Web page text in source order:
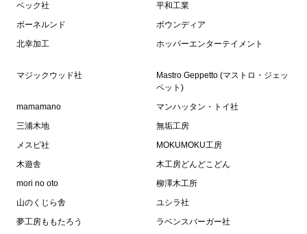
ベック社
平和工業
ボーネルンド
ボウンディア
北幸加工
ホッパーエンターテイメント
マジックウッド社
Mastro Geppetto (マストロ・ジェッ
ペット)
mamamano
マンハッタン・トイ社
三浦木地
無垢工房
メスピ社
MOKUMOKU工房
木遊舎
木工房どんどこどん
mori no oto
柳澤木工所
山のくじら舎
ユシラ社
夢工房ももたろう
ラベンスバーガー社